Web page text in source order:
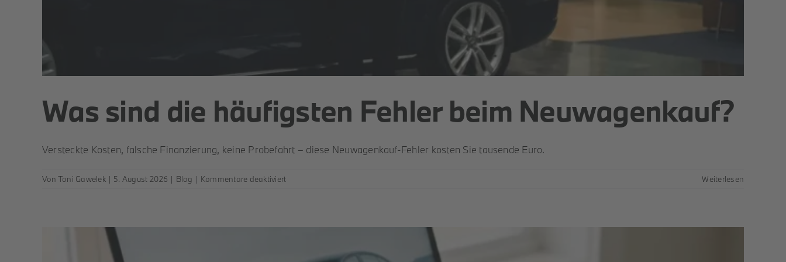
Was sind die häufigsten Fehler beim Neuwagenkauf?
Versteckte Kosten, falsche Finanzierung, keine Probefahrt – diese Neuwagenkauf-Fehler kosten Sie tausende Euro.
Von Toni Gawelek | 5. August 2026 | Blog | Kommentare deaktiviertfür
häufigsten
Weiterlesen